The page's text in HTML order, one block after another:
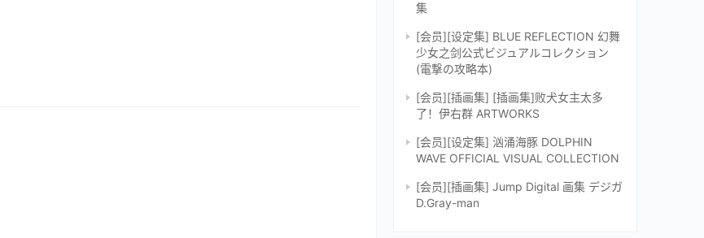
集
[会员][设定集] BLUE REFLECTION 幻舞
少女之剑公式ビジュアルコレクション
(電撃の攻略本)
[会员][插画集] [插画集]败犬女主太多
了！伊右群 ARTWORKS
[会员][设定集] 汹涌海豚 DOLPHIN
WAVE OFFICIAL VISUAL COLLECTION
[会员][插画集] Jump Digital 画集 デジガ
D.Gray-man